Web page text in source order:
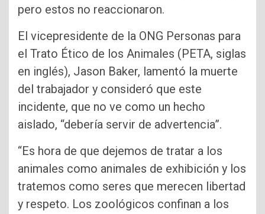
pero estos no reaccionaron.
El vicepresidente de la ONG Personas para
el Trato Ético de los Animales (PETA, siglas
en inglés), Jason Baker, lamentó la muerte
del trabajador y consideró que este
incidente, que no ve como un hecho
aislado, “debería servir de advertencia”.
“Es hora de que dejemos de tratar a los
animales como animales de exhibición y los
tratemos como seres que merecen libertad
y respeto. Los zoológicos confinan a los